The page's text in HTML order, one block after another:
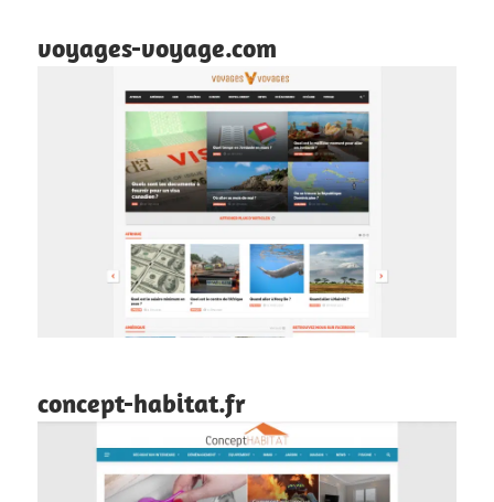
voyages-voyage.com
concept-habitat.fr